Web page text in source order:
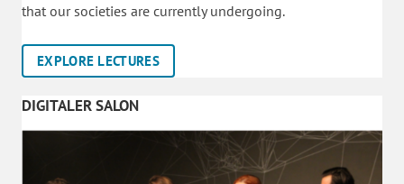
that our societies are currently undergoing.
EXPLORE LECTURES
DIGITALER SALON